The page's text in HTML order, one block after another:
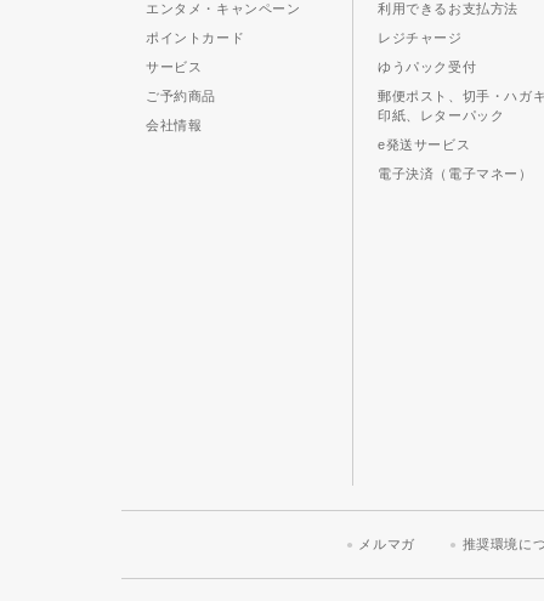
エンタメ・キャンペーン
ポイントカード
サービス
ご予約商品
会社情報
利用できるお支払方法
レジチャージ
ゆうパック受付
郵便ポスト、切手・ハガ
印紙、レターパック
e発送サービス
電子決済（電子マネー）
メルマガ 推奨環境に